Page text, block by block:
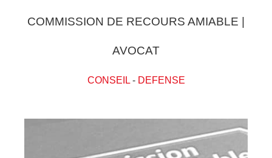
COMMISSION DE RECOURS AMIABLE |
AVOCAT
CONSEIL- DEFENSE